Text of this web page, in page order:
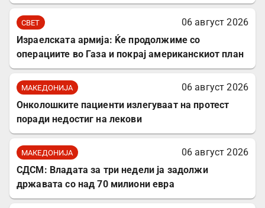
СВЕТ
06 август 2026
Израелската армија: Ќе продолжиме со
операциите во Газа и покрај американскиот план
МАКЕДОНИЈА
06 август 2026
Онколошките пациенти излегуваат на протест
поради недостиг на лекови
МАКЕДОНИЈА
06 август 2026
СДСМ: Владата за три недели ја задолжи
државата со над 70 милиони евра